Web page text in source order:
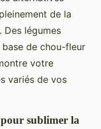
de la
Des légumes
de chou-fleur
votre
variés de vos
pour sublimer la